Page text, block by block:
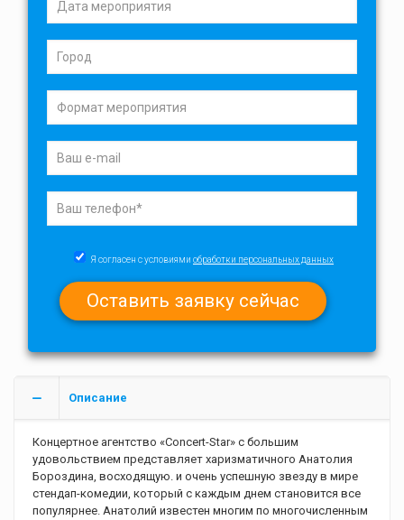
Я согласен с условиями обработки персональных данных
Описание
Концертное агентство «Concert-Star» с большим
удовольствием представляет харизматичного Анатолия
Бороздина, восходящую. и очень успешную звезду в мире
стендап-комедии, который с каждым днем становится все
популярнее. Анатолий известен многим по многочисленным